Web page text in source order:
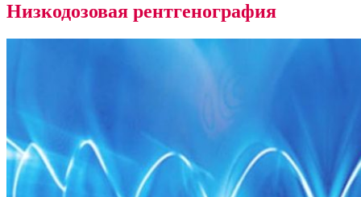
Низкодозовая рентгенография